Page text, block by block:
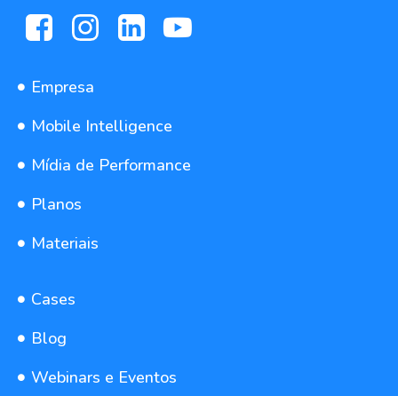
Empresa
Mobile Intelligence
Mídia de Performance
Planos
Materiais
Cases
Blog
Webinars e Eventos